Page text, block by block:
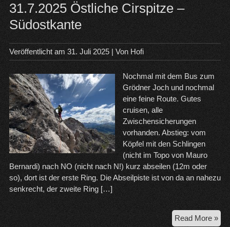
31.7.2025 Östliche Cirspitze –
Südostkante
Veröffentlicht am 31. Juli 2025| Von Hofi
Nochmal mit dem Bus zum
Grödner Joch und nochmal
eine feine Route. Gutes
cruisen, alle
Zwischensicherungen
vorhanden. Abstieg: vom
Köpfel mit den Schlingen
(nicht im Topo von Mauro
Bernardi) nach NO (nicht nach N!) kurz abseilen (12m oder
so), dort ist der erste Ring. Die Abseilpiste ist von da an nahezu
senkrecht, der zweite Ring […]
Read More »